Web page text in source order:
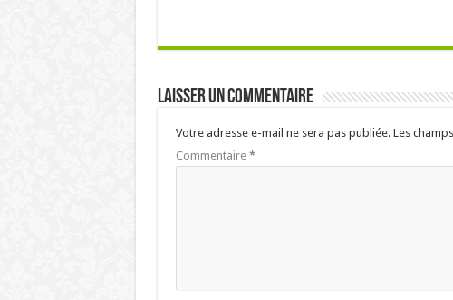
Laisser un commentaire
Votre adresse e-mail ne sera pas publiée. Les
Commentaire *